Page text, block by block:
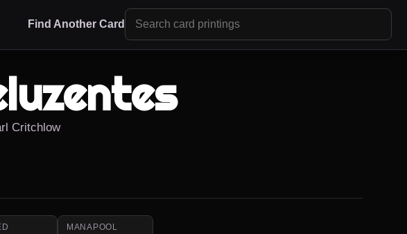
Find Another Card
Critchlow
MANAPOOL